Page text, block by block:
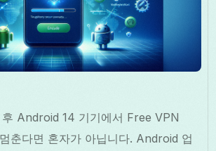
Android 14 기기에서 Free VPN
춘다면 혼자가 아닙니다. Android 업